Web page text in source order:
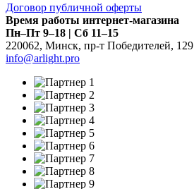
Договор публичной оферты
Время работы интернет-магазина
Пн–Пт 9–18 | Сб 11–15
220062, Минск, пр-т Победителей, 129
info@arlight.pro